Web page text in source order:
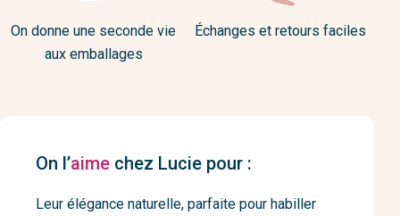
On donne une seconde vie
aux emballages
Échanges et retours faciles
On l’aime chez Lucie pour :
Leur élégance naturelle, parfaite pour habiller